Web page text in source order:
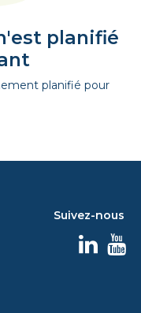
planifié
planifié pour
Suivez-nous